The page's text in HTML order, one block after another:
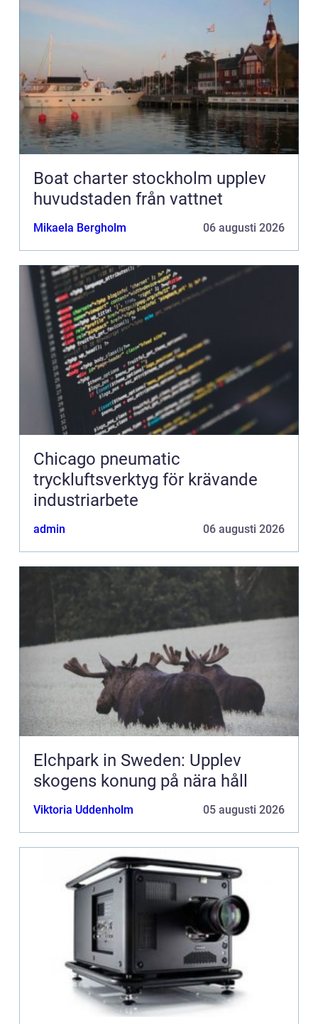
Boat charter stockholm upplev
huvudstaden från vattnet
Mikaela Bergholm 06 augusti 2026
Chicago pneumatic
tryckluftsverktyg för krävande
industriarbete
admin 06 augusti 2026
Elchpark in Sweden: Upplev
skogens konung på nära håll
Viktoria Uddenholm 05 augusti 2026